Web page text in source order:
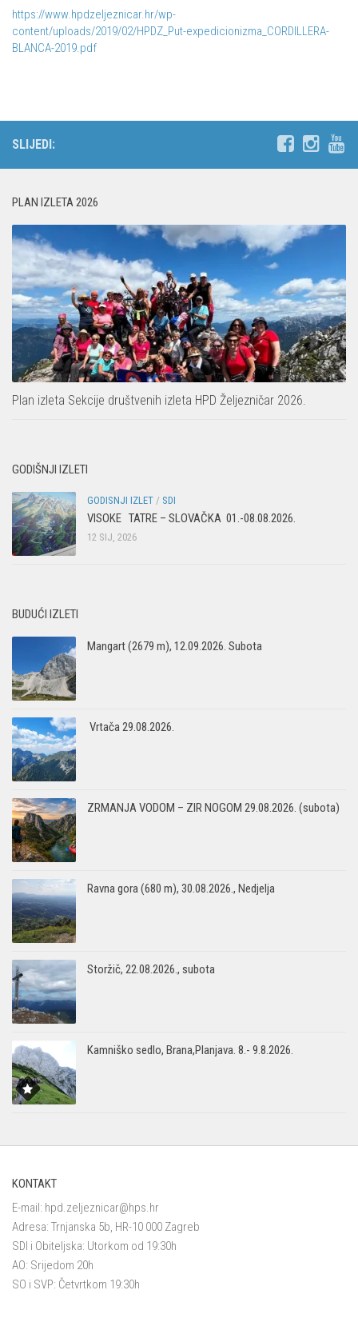
Damir Bajs
Dijana Petrak
Novosti Markacijske komisije
Plan aktivnosti za 2025. godinu
Putevi koje održava HPD Željezničar
https://www.hpdzeljeznicar.hr/wp-
content/uploads/2019/02/HPDZ_Put-expedicionizma_CORDILLERA-
BLANCA-2019.pdf
SLIJEDI:
PLAN IZLETA 2026
Plan izleta Sekcije društvenih izleta HPD Željezničar 2026.
GODIŠNJI IZLETI
GODISNJI IZLET / SDI
VISOKE TATRE – SLOVAČKA 01.-08.08.2026.
12 SIJ, 2026
BUDUĆI IZLETI
Mangart (2679 m), 12.09.2026. Subota
Vrtača 29.08.2026.
ZRMANJA VODOM – ZIR NOGOM 29.08.2026. (subota)
Ravna gora (680 m), 30.08.2026., Nedjelja
Storžič, 22.08.2026., subota
Kamniško sedlo, Brana,Planjava. 8.- 9.8.2026.
KONTAKT
E-mail: hpd.zeljeznicar@hps.hr
Adresa: Trnjanska 5b, HR-10 000 Zagreb
SDI i Obiteljska: Utorkom od 19:30h
AO: Srijedom 20h
SO i SVP: Četvrtkom 19:30h